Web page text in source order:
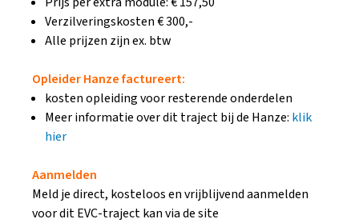
Verzilveringskosten € 300,-
Alle prijzen zijn ex. btw
Opleider Hanze factureert:
kosten opleiding voor resterende onderdelen
Meer informatie over dit traject bij de Hanze: klik
hier
Aanmelden
Meld je direct, kosteloos en vrijblijvend aanmelden
voor dit EVC-traject kan via de site